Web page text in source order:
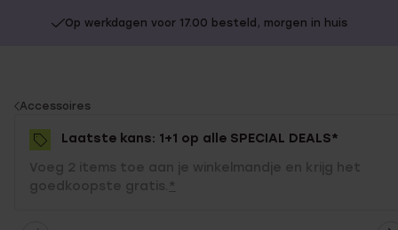
Op werkdagen voor 17.00 besteld, morgen in huis
You
are
here:
Accessoires
Laatste kans: 1+1 op alle SPECIAL DEALS*
Voeg 2 items toe aan je winkelmandje en krijg het
goedkoopste gratis. *